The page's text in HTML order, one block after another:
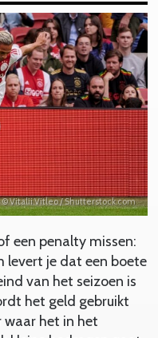
© Vitalii Vitleo / Shutterstock.com
een penalty missen:
je dat een boete
van het seizoen is
het geld gebruikt
het in het